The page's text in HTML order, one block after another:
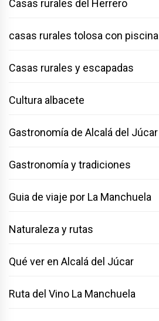
Casas rurales del Herrero
casas rurales tolosa con piscina
Casas rurales y escapadas
Cultura albacete
Gastronomía de Alcalá del Júcar
Gastronomía y tradiciones
Guia de viaje por La Manchuela
Naturaleza y rutas
Qué ver en Alcalá del Júcar
Ruta del Vino La Manchuela